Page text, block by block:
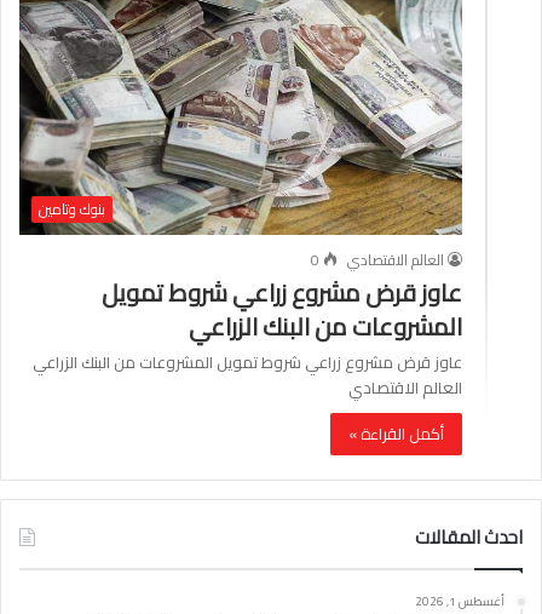
بنوك وتامين
العالم الاقتصادي
0
عاوز قرض مشروع زراعي شروط تمويل
المشروعات من البنك الزراعي
عاوز قرض مشروع زراعي شروط تمويل المشروعات من البنك الزراعي
العالم الاقتصادي
أكمل القراءة »
احدث المقالات
أغسطس 1, 2026